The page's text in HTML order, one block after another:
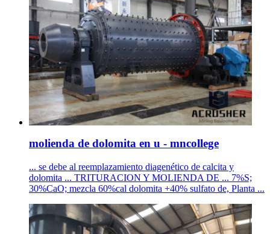
molienda de dolomita en u - mncollege
... se debe al reemplazamiento diagenético de calcita y
dolomita ... TRITURACION Y MOLIENDA DE ... 7%S;
30%CaO; mezcla 60%cal dolomita +40% sulfato de, Planta ...